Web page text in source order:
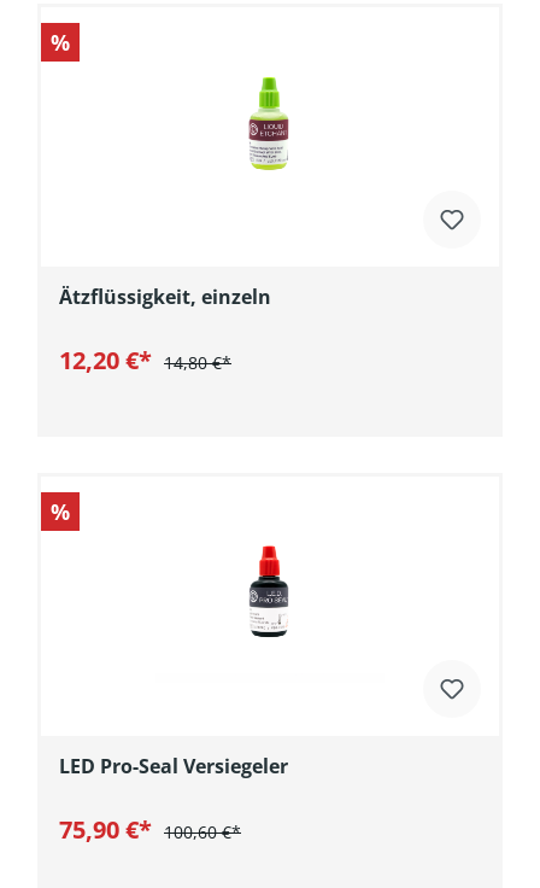
%
Ätzflüssigkeit, einzeln
12,20 €* 14,80 €*
%
LED Pro-Seal Versiegeler
75,90 €* 100,60 €*